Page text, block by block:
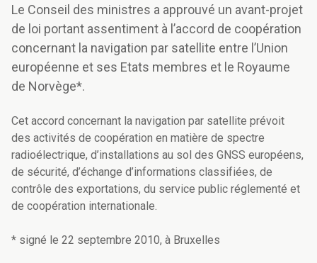
Le Conseil des ministres a approuvé un avant-projet
de loi portant assentiment à l’accord de coopération
concernant la navigation par satellite entre l’Union
européenne et ses Etats membres et le Royaume
de Norvège*.
Cet accord concernant la navigation par satellite prévoit
des activités de coopération en matière de spectre
radioélectrique, d’installations au sol des GNSS européens,
de sécurité, d’échange d’informations classifiées, de
contrôle des exportations, du service public réglementé et
de coopération internationale.
* signé le 22 septembre 2010, à Bruxelles